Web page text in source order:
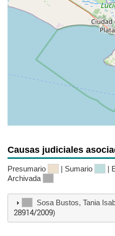
Causas judiciales
Presumario | Sumario |
Archivada
Sosa Bustos, Tania
28914/2009)